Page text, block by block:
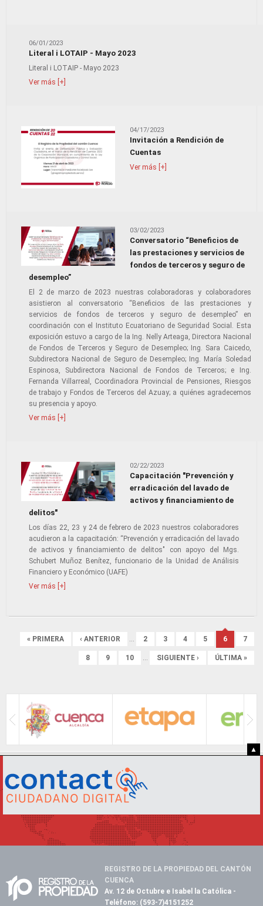
06/01/2023
Literal i LOTAIP - Mayo 2023
Literal i LOTAIP - Mayo 2023
Ver más [+]
04/17/2023
Invitación a Rendición de
Cuentas
Ver más [+]
03/02/2023
Conversatorio “Beneficios de
las prestaciones y servicios de
fondos de terceros y seguro de
desempleo”
El 2 de marzo de 2023 nuestras colaboradoras y colaboradores
asistieron al conversatorio “Beneficios de las prestaciones y
servicios de fondos de terceros y seguro de desempleo” en
coordinación con el Instituto Ecuatoriano de Seguridad Social. Esta
exposición estuvo a cargo de la Ing. Nelly Arteaga, Directora Nacional
de Fondos de Terceros y Seguro de Desempleo; Ing. Sara Caicedo,
Subdirectora Nacional de Seguro de Desempleo; Ing. María Soledad
Espinosa, Subdirectora Nacional de Fondos de Terceros; e Ing.
Fernanda Villarreal, Coordinadora Provincial de Pensiones, Riesgos
de trabajo y Fondos de Terceros del Azuay; a quiénes agradecemos
su presencia y apoyo.
Ver más [+]
02/22/2023
Capacitación "Prevención y
erradicación del lavado de
activos y financiamiento de
delitos"
Los días 22, 23 y 24 de febrero de 2023 nuestros colaboradores
acudieron a la capacitación: “Prevención y erradicación del lavado
de activos y financiamiento de delitos" con apoyo del Mgs.
Schubert Muñoz Benítez, funcionario de la Unidad de Análisis
Financiero y Económico (UAFE)
Ver más [+]
« PRIMERA ‹ ANTERIOR … 2 3 4 5 6 7
8 9 10 … SIGUIENTE › ÚLTIMA »
▲
REGISTRO DE LA PROPIEDAD DEL CANTÓN
CUENCA
Av. 12 de Octubre e Isabel la Católica -
Teléfono: (593-7)4151252